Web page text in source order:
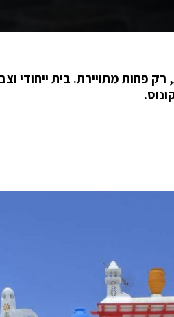
פחות מתויירת. בית ייחודי